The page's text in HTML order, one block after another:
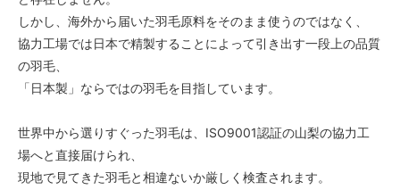
しかし、海外から届いた羽毛原料をそのまま使うのではなく、
協力工場では日本で精製することによって引き出す一段上の品質
の羽毛、
「日本製」ならではの羽毛を目指しています。
世界中から選りすぐった羽毛は、ISO9001認証の山梨の協力工
場へと直接届けられ、
現地で見てきた羽毛と相違ないか厳しく検査されます。